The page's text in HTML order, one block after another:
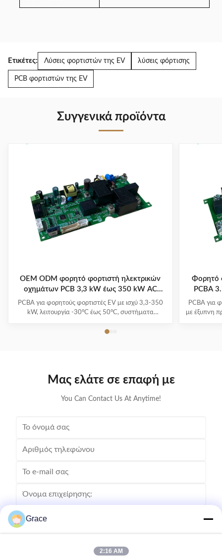
Ετικέτες: Λύσεις φορτιστών της EV λύσεις φόρτισης
PCB φορτιστών της EV
Συγγενικά προϊόντα
OEM ODM φορητό φορτιστή ηλεκτρικών
οχημάτων PCB 3,3 kW έως 350 kW AC
220V/380V
PCBA για φορητούς φορτιστές EV με ισχύ 3,3-350
kW, λειτουργία -30°C έως 50°C, συστήματα
Υποστηρίζει όλα τα μεγάλα μοντέλα EV με ευκολία
Φορητό
PCBA
PCBA για
με έξυπνη
Μας ελάτε σε επαφή με
You Can Contact Us At Anytime!
Grace
2:16 AM